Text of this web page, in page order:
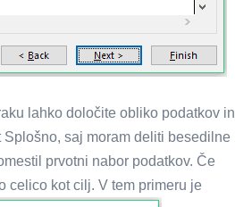
lahko določite obliko podatkov in
saj moram deliti besedilne
prvotni nabor podatkov. Če
celico kot cilj. V tem primeru je